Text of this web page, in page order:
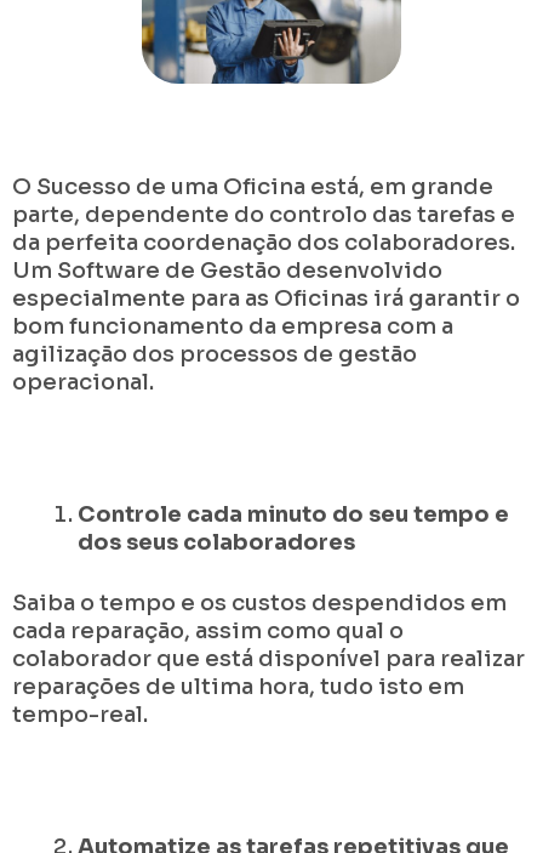
O Sucesso de uma Oficina está, em grande
parte, dependente do controlo das tarefas e
da perfeita coordenação dos colaboradores.
Um Software de Gestão desenvolvido
especialmente para as Oficinas irá garantir o
bom funcionamento da empresa com a
agilização dos processos de gestão
operacional.
Controle cada minuto do seu tempo e
dos seus colaboradores
Saiba o tempo e os custos despendidos em
cada reparação, assim como qual o
colaborador que está disponível para realizar
reparações de ultima hora, tudo isto em
tempo-real.
Automatize as tarefas repetitivas que